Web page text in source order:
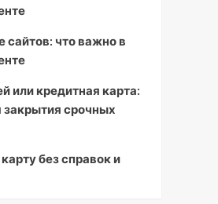
сайтов: что важно в
или кредитная карта:
закрытия срочных
без справок и